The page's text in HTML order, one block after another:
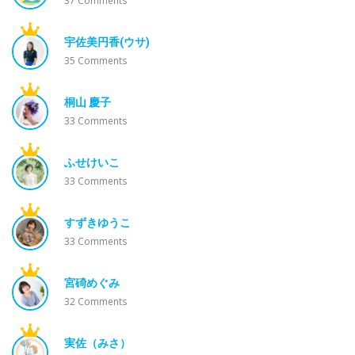
宇佐美円香(ウサ)
35 Comments
桐山 慶子
33 Comments
ふせけいこ
33 Comments
すずきゆうこ
33 Comments
宮碕めぐみ
32 Comments
実佐（みさ）